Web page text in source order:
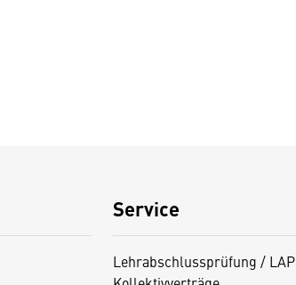
Service
Lehrabschlussprüfung / LAP